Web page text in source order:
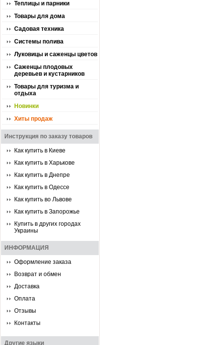
Теплицы и парники
Товары для дома
Садовая техника
Системы полива
Луковицы и саженцы цветов
Саженцы плодовых
деревьев и кустарников
Товары для туризма и
отдыха
Новинки
Хиты продаж
Инструкция по заказу товаров
Как купить в Киеве
Как купить в Харькове
Как купить в Днепре
Как купить в Одессе
Как купить во Львове
Как купить в Запорожье
Купить в других городах
Украины
ИНФОРМАЦИЯ
Оформление заказа
Возврат и обмен
Доставка
Оплата
Отзывы
Контакты
Другие языки